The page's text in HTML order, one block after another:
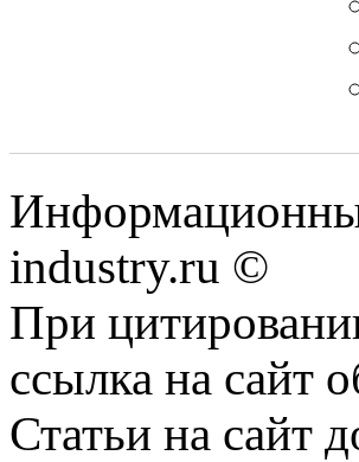
industry.ru ©
При
ссылка на сайт
Статьи на сайт